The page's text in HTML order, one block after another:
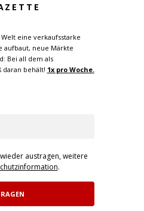
eine verkaufsstarke
aufbaut, neue Märkte
Bei all dem als
behält! 1x pro Woche.
austragen, weitere
.